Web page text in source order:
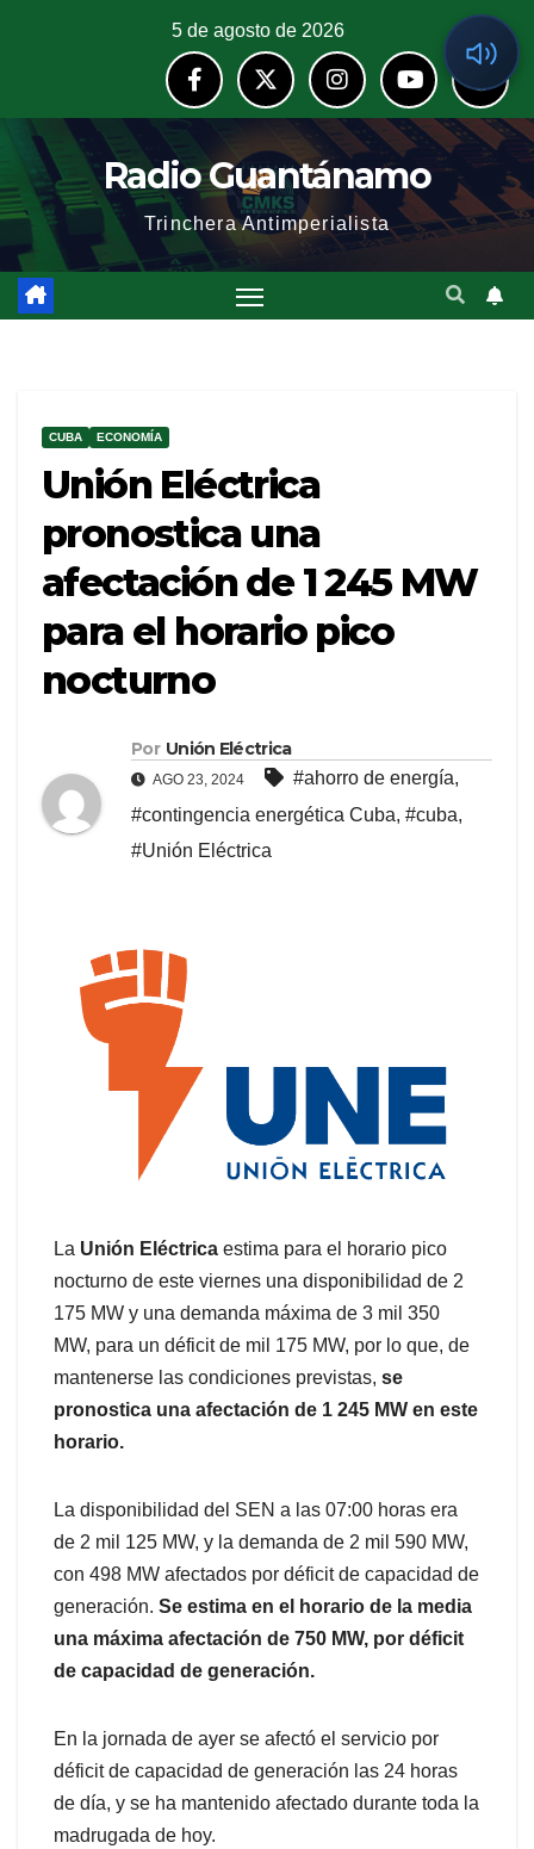
5 de agosto de 2026
Radio Guantánamo
Trinchera Antimperialista
CUBA ECONOMÍA
Unión Eléctrica
pronostica una
afectación de 1 245 MW
para el horario pico
nocturno
Por Unión Eléctrica
AGO 23, 2024 #ahorro de energía,
#contingencia energética Cuba, #cuba,
#Unión Eléctrica
La Unión Eléctrica estima para el horario pico
nocturno de este viernes una disponibilidad de 2
175 MW y una demanda máxima de 3 mil 350
MW, para un déficit de mil 175 MW, por lo que, de
mantenerse las condiciones previstas, se
pronostica una afectación de 1 245 MW en este
horario.
La disponibilidad del SEN a las 07:00 horas era
de 2 mil 125 MW, y la demanda de 2 mil 590 MW,
con 498 MW afectados por déficit de capacidad de
generación. Se estima en el horario de la media
una máxima afectación de 750 MW, por déficit
de capacidad de generación.
En la jornada de ayer se afectó el servicio por
déficit de capacidad de generación las 24 horas
de día, y se ha mantenido afectado durante toda la
madrugada de hoy.